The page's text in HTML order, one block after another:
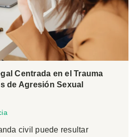
Centrada en el Trauma
de Agresión Sexual
civil puede resultar